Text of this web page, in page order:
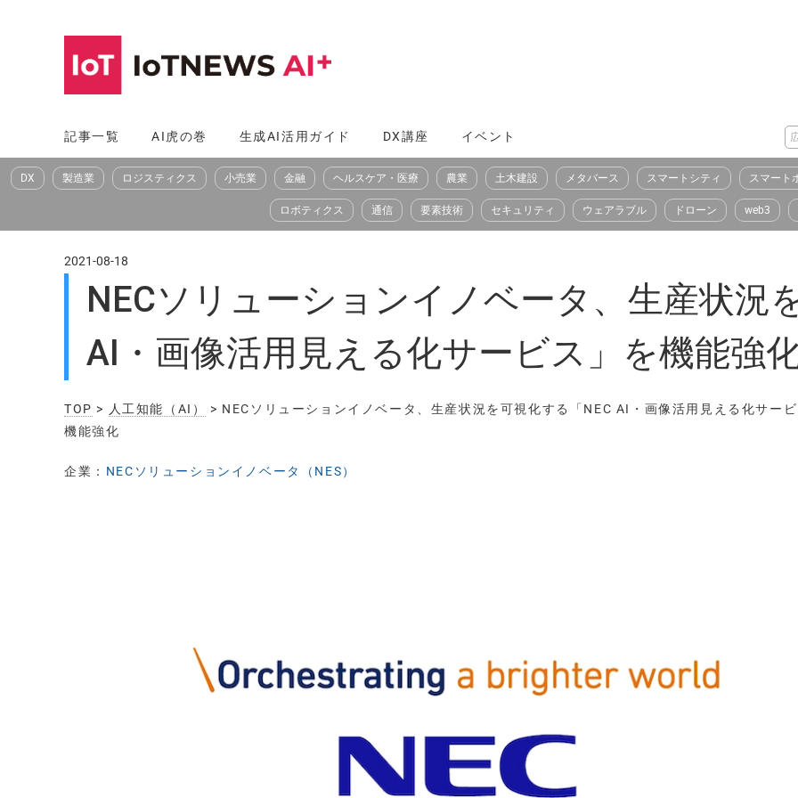
へ
ス
記事一覧 AI虎の巻 生成AI活用ガイド DX講座 イベント
DX 製造業 ロジスティクス 小売業 金融 ヘルスケア・医療 農業 土木建設 メタバース スマートシティ スマート
ロボティクス 通信 要素技術 セキュリティ ウェアラブル ドローン web3
2021-08-18
NECソリューションイノベータ、生産状況
AI・画像活用見える化サービス」を機能強
TOP > 人工知能（AI）
> NECソリューションイノベータ、生産状況を可視化する「NEC AI・画像活用見える化サー
機能強化
企業： NECソリューションイノベータ（NES）